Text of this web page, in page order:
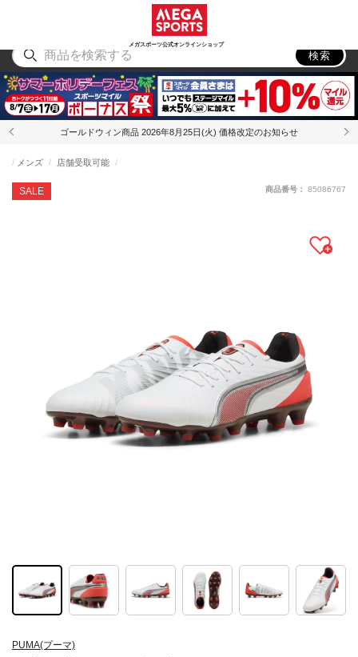
メガスポーツ公式オンラインショップ
アウトドア
検索
ゴールドウィン商品 2026年8月25日(火) 価格改定のお知らせ
PUMA(プーマ)
SALE
メンズ 店舗受取可能
商品番号： 85086767